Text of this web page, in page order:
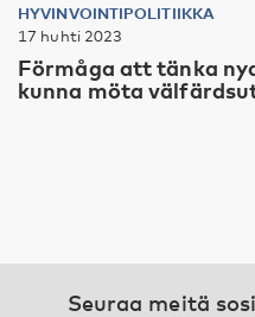
HYVINVOINTIPOLITIIKKA
17 huhti 2023
Förmåga att tänka
kunna möta
Seuraa meitä